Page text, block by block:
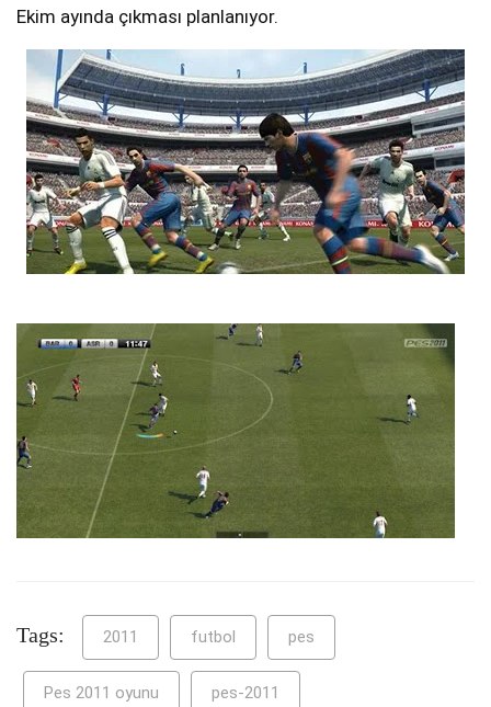
Ekim ayında çıkması planlanıyor.
Tags: 2011 futbol pes
Pes 2011 oyunu pes-2011